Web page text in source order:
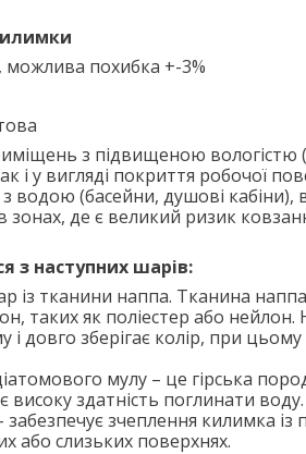
можлива похибка +-3%
з підвищеною вологістю
і у вигляді покриття робочої
водою (басейни, душові кабіни),
де є великий ризик
з наступних шарів:
із тканини наппа. Тканина наппа
таких як поліестер або нейлон.
і довго зберігає колір, при
мулу – це гірська
високу здатність поглинати воду.
зчеплення килимка із
або слизьких поверхнях.